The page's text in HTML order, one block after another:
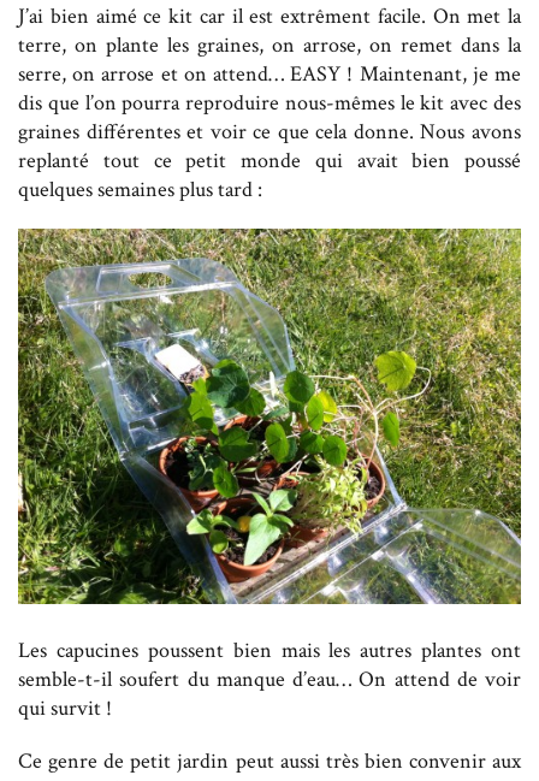
J’ai bien aimé ce kit car il est extrêment facile. On met la
terre, on plante les graines, on arrose, on remet dans la
serre, on arrose et on attend… EASY ! Maintenant, je me
dis que l’on pourra reproduire nous-mêmes le kit avec des
graines différentes et voir ce que cela donne. Nous avons
replanté tout ce petit monde qui avait bien poussé
quelques semaines plus tard :
Les capucines poussent bien mais les autres plantes ont
semble-t-il soufert du manque d’eau… On attend de voir
qui survit !
Ce genre de petit jardin peut aussi très bien convenir aux